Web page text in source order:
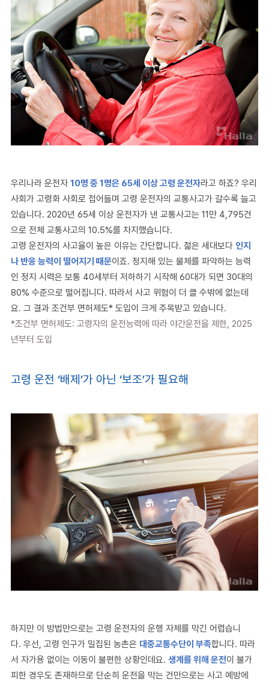
우리나라 운전자 10명 중1명은 65세 이상 고령 운전자라고 하죠? 우리
사회가 고령화 사회로 접어들며 고령 운전자의 교통사고가 갈수록 늘고
있습니다. 2020년 65세 이상 운전자가 낸 교통사고는 11만 4,795건
으로 전체 교통사고의 10.5%를 차지했습니다.
고령 운전자의 사고율이 높은 이유는 간단합니다. 젊은 세대보다 인지
나 반응 능력이 떨어지기 때문이죠. 정지해 있는 물체를 파악하는 능력
인 정지 시력은 보통 40세부터 저하하기 시작해 60대가 되면 30대의
80% 수준으로 떨어집니다. 따라서 사고 위험이 더 클 수밖에 없는데
요. 그 결과 조건부 면허제도* 도입이 크게 주목받고 있습니다.
*조건부 면허제도: 고령자의 운전능력에 따라 야간운전을 제한, 2025
년부터 도입
고령 운전 ‘배제 ’가 아닌 ‘보조’가 필요해
하지만 이 방법만으로는 고령 운전자의 운행 자체를 막긴 어렵습니
다. 우선, 고령 인구가 밀집된 농촌은 대중교통수단이 부족합니다. 따라
서 자가용 없이는 이동이 불편한 상황인데요. 생계를 위해 운전이 불가
피한 경우도 존재하므로 단순히 운전을 막는 건만으로는 사고 예방에